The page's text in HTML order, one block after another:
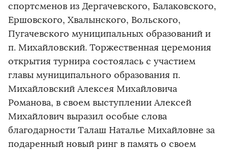
спортсменов из Дергачевского, Балаковского,
Ершовского, Хвалынского, Вольского,
Пугачевского муниципальных образований и
п. Михайловский. Торжественная церемония
открытия турнира состоялась с участием
главы муниципального образования п.
Михайловский Алексея Михайловича
Романова, в своем выступлении Алексей
Михайлович выразил особые слова
благодарности Талаш Наталье Михайловне за
подаренный новый ринг в память о своем